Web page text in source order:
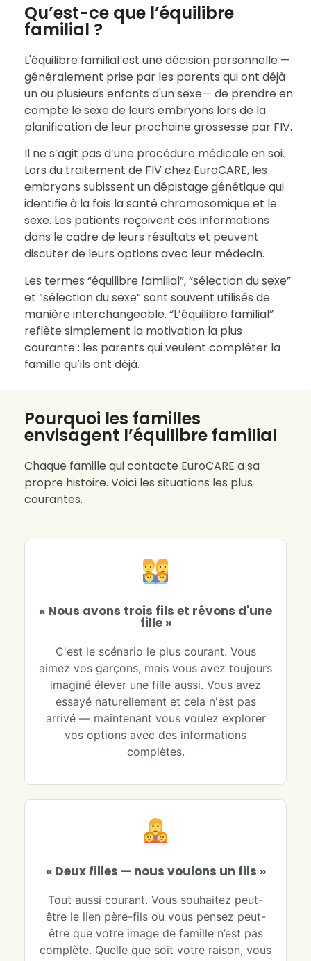
Qu’est-ce que l’équilibre
familial ?
L'équilibre familial est une décision personnelle —
généralement prise par les parents qui ont déjà
un ou plusieurs enfants d'un sexe— de prendre en
compte le sexe de leurs embryons lors de la
planification de leur prochaine grossesse par FIV.
Il ne s’agit pas d’une procédure médicale en soi.
Lors du traitement de FIV chez EuroCARE, les
embryons subissent un dépistage génétique qui
identifie à la fois la santé chromosomique et le
sexe. Les patients reçoivent ces informations
dans le cadre de leurs résultats et peuvent
discuter de leurs options avec leur médecin.
Les termes “équilibre familial”, “sélection du sexe”
et “sélection du sexe” sont souvent utilisés de
manière interchangeable. “L’équilibre familial”
reflète simplement la motivation la plus
courante : les parents qui veulent compléter la
famille qu’ils ont déjà.
Pourquoi les familles
envisagent l’équilibre familial
Chaque famille qui contacte EuroCARE a sa
propre histoire. Voici les situations les plus
courantes.
« Nous avons trois fils et rêvons d'une
fille »
C'est le scénario le plus courant. Vous
aimez vos garçons, mais vous avez toujours
imaginé élever une fille aussi. Vous avez
essayé naturellement et cela n'est pas
arrivé — maintenant vous voulez explorer
vos options avec des informations
complètes.
« Deux filles — nous voulons un fils »
Tout aussi courant. Vous souhaitez peut-
être le lien père-fils ou vous pensez peut-
être que votre image de famille n’est pas
complète. Quelle que soit votre raison, vous